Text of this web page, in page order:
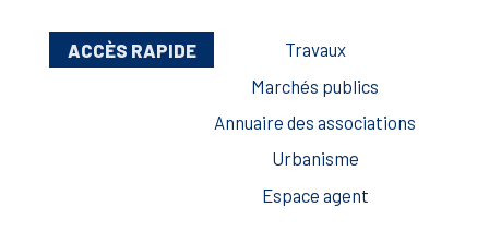
ACCÈS RAPIDE
Travaux
Marchés publics
Annuaire des associations
Urbanisme
Espace agent